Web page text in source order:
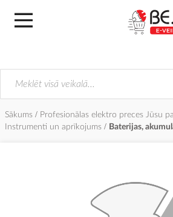
Sākums
Profesionālas elektro preces Jūsu
Instrumenti un aprīkojums
Baterijas,